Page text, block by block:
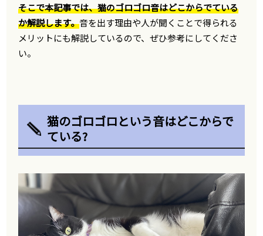
そこで本記事では、猫のゴロゴロ音はどこからでている
か解説します。音を出す理由や人が聞くことで得られる
メリットにも解説しているので、ぜひ参考にしてくださ
い。
猫のゴロゴロという音はどこからで
ている?